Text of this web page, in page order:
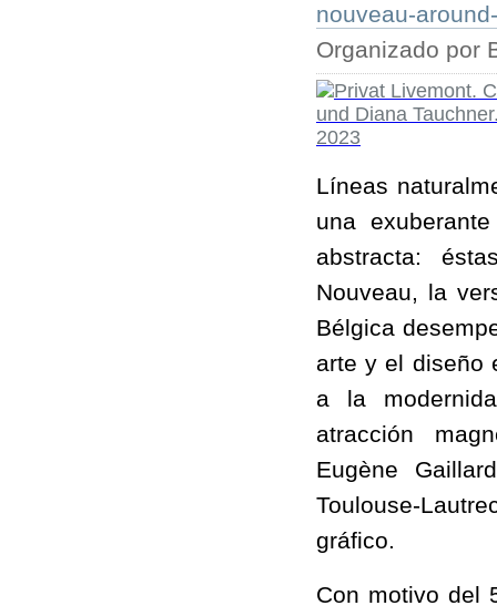
nouveau-
Organizado por
Líneas
una
abstracta:
Nouveau, la
Bélgica
arte y el diseño
a la
atracción
Eugène
Toulouse-
gráfico.
Con motivo del